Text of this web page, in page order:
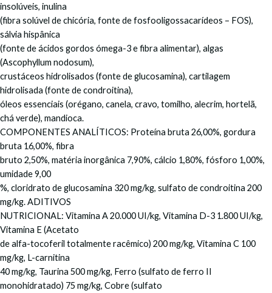
insolúveis, inulina
(fibra solúvel de chicória, fonte de fosfooligossacarídeos – FOS),
sálvia hispânica
(fonte de ácidos gordos ómega-3 e fibra alimentar), algas
(Ascophyllum nodosum),
crustáceos hidrolisados (fonte de glucosamina), cartilagem
hidrolisada (fonte de condroitina),
óleos essenciais (orégano, canela, cravo, tomilho, alecrim, hortelã,
chá verde), mandioca.
COMPONENTES ANALÍTICOS: Proteína bruta 26,00%, gordura
bruta 16,00%, fibra
bruto 2,50%, matéria inorgânica 7,90%, cálcio 1,80%, fósforo 1,00%,
umidade 9,00
%, cloridrato de glucosamina 320 mg/kg, sulfato de condroitina 200
mg/kg. ADITIVOS
NUTRICIONAL: Vitamina A 20.000 UI/kg, Vitamina D-3 1.800 UI/kg,
Vitamina E (Acetato
de alfa-tocoferil totalmente racêmico) 200 mg/kg, Vitamina C 100
mg/kg, L-carnitina
40 mg/kg, Taurina 500 mg/kg, Ferro (sulfato de ferro II
monohidratado) 75 mg/kg, Cobre (sulfato